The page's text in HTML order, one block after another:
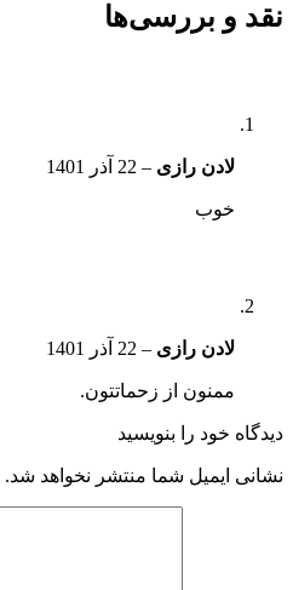
نقد و بررسی‌ها
لادن رازی – 22 آذر 1401
خوب
لادن رازی – 22 آذر 1401
ممنون از زحماتتون.
دیدگاه خود را بنویسید
نشانی ایمیل شما منتشر نخواهد شد.